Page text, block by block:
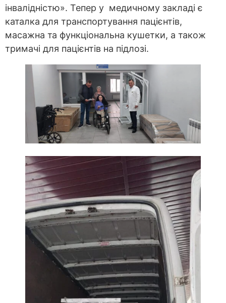
інвалідністю». Тепер у медичному закладі є
каталка для транспортування пацієнтів,
масажна та функціональна кушетки, а також
тримачі для пацієнтів на підлозі.